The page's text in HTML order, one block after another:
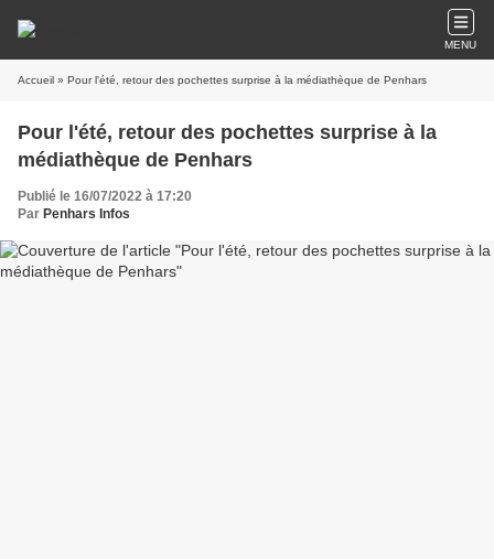
MENU
Accueil » Pour l'été, retour des pochettes surprise à la médiathèque de Penhars
Pour l'été, retour des pochettes surprise à la
médiathèque de Penhars
Publié le 16/07/2022 à 17:20
Par Penhars Infos